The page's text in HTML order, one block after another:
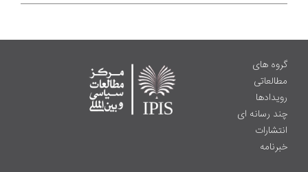
گروه های
مطالعاتی
رویدادها
چند رسانه ای
انتشارات
خبرنامه